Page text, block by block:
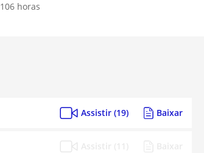
106 horas
Assistir (19) Baixar